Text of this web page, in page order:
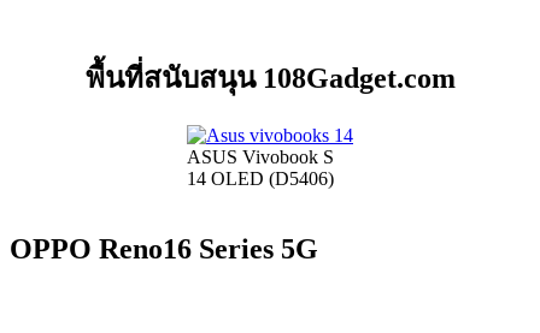
พื้นที่สนับสนุน 108Gadget.com
ASUS Vivobook S
14 OLED (D5406)
OPPO Reno16 Series 5G